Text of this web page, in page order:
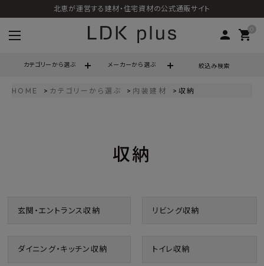
北恵が運営する建材・住宅資材の公式通販サイト
person 0
shopping_cart
カテゴリーから選ぶ メーカーから選ぶ 絞込み検索
ようこそ ゲスト 様
meeting_room person
HOME カテゴリーから選ぶ 内装建材 収納
収納
玄関・エントランス収納 リビング収納
ダイニング・キッチン収納 トイレ収納